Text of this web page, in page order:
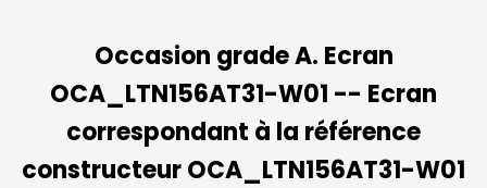
Occasion grade A. Ecran
OCA_LTN156AT31-W01 -- Ecran
correspondant à la référence
constructeur OCA_LTN156AT31-W01